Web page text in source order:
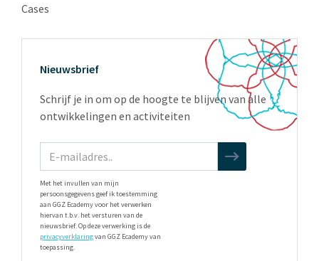
Cases
Nieuwsbrief
Schrijf je in om op de hoogte te blijven van alle
ontwikkelingen en activiteiten
Met het invullen van mijn
persoonsgegevens geef ik toestemming
aan GGZ Ecademy voor het verwerken
hiervan t.b.v. het versturen van de
nieuwsbrief. Op deze verwerking is de
privacyverklaringvan GGZ Ecademy van
toepassing.